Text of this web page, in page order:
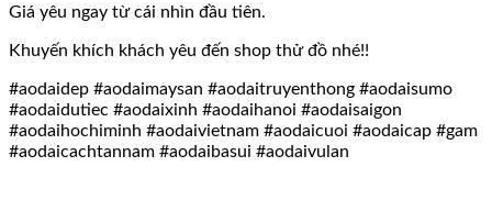
Giá yêu ngay từ cái nhìn đầu tiên.
Khuyến khích khách yêu đến shop thử đồ nhé!!
#aodaidep #aodaimaysan #aodaitruyenthong #aodaisumo
#aodaidutiec #aodaixinh #aodaihanoi #aodaisaigon
#aodaihochiminh #aodaivietnam #aodaicuoi #aodaicap #gam
#aodaicachtannam #aodaibasui #aodaivulan